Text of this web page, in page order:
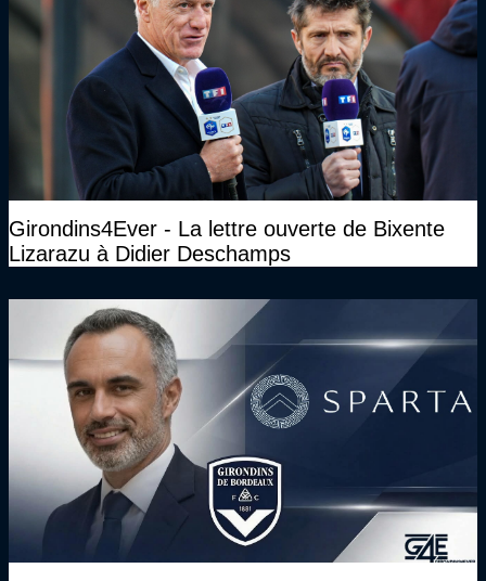
Girondins4Ever - La lettre ouverte de Bixente
Lizarazu à Didier Deschamps